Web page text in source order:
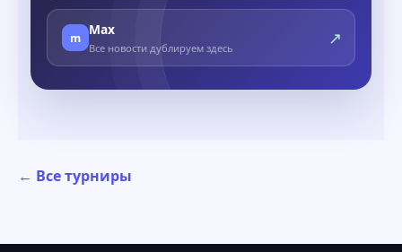
m Max
Все новости дублируем здесь ↗
← Все турниры